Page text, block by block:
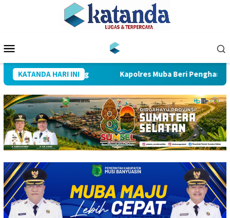
Mobile
KATANDA HARI INI
Siap Bertanding Kapolres Muba Beri